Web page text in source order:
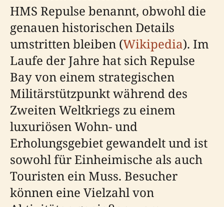
HMS Repulse benannt, obwohl die
genauen historischen Details
umstritten bleiben (Wikipedia). Im
Laufe der Jahre hat sich Repulse
Bay von einem strategischen
Militärstützpunkt während des
Zweiten Weltkriegs zu einem
luxuriösen Wohn- und
Erholungsgebiet gewandelt und ist
sowohl für Einheimische als auch
Touristen ein Muss. Besucher
können eine Vielzahl von